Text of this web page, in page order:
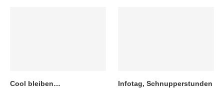
Cool bleiben…
Infotag, Schnupperstunden